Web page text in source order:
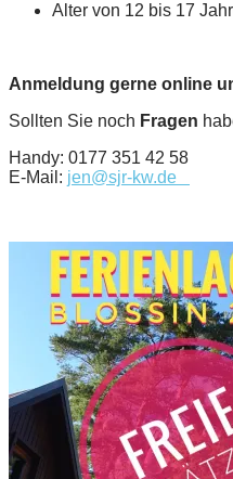
Alter von 12 bis 17
Anmeldung gerne online
Sollten Sie noch Fragen
Handy: 0177 351 42 58
E-Mail: jen@sjr-kw.de